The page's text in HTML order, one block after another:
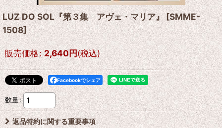
LUZ DO SOL『第３集 アヴェ・マリア』 [SMME-
1508]
販売価格: 2,640円(税込)
Facebookでシェア
数量:
返品特約に関する重要事項